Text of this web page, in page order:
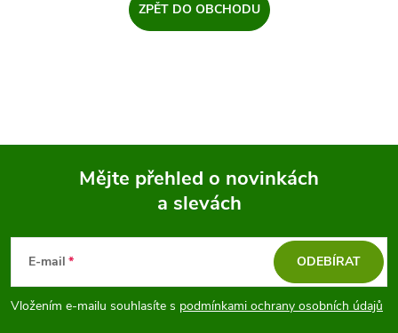
ZPĚT DO OBCHODU
p
Mějte přehled o novinkách
a slevách
E-mail
Vložením e-mailu souhlasíte s podmínkami ochrany osobních údajů
ODEBÍRAT